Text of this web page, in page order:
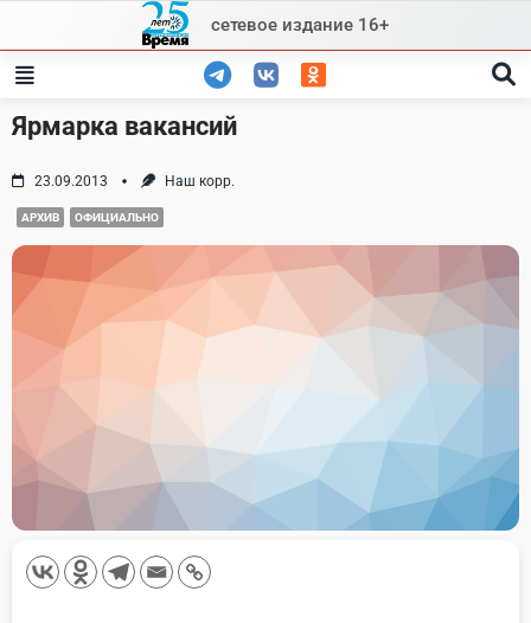
content
сетевое издание 16+
Ярмарка вакансий
23.09.2013 Наш корр.
АРХИВ ОФИЦИАЛЬНО